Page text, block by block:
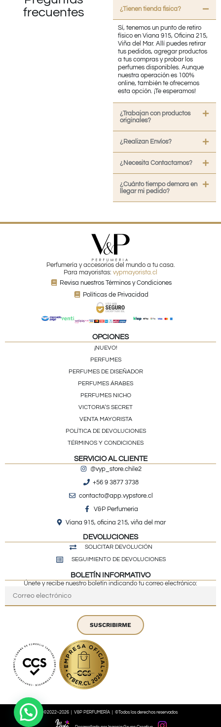
frecuentes
¿Tienen tienda fisica?
Sí, tenemos un punto de retiro
físico en Viana 915, Oficina 215,
Viña del Mar. Allí puedes retirar
tus pedidos, agregar productos
a tus compras y probar los
perfumes disponibles. Aunque
nuestra operación es 100%
online, también te ofrecemos
esta opción. ¡Te esperamos!
¿Trabajan con productos
originales?
¿Realizan Envíos?
¿Necesita Contactarnos?
¿Cuánto tiempo demora en
llegar mi pedido?
Perfumería y accesorios del mundo a tu casa.
Para mayoristas: vypmayorista.cl
Revisa nuestros Términos y Condiciones
Políticas de Privacidad
OPCIONES
¡NUEVO!
PERFUMES
PERFUMES DE DISEÑADOR
PERFUMES ÁRABES
PERFUMES NICHO
VICTORIA’S SECRET
VENTA MAYORISTA
POLÍTICA DE DEVOLUCIONES
TÉRMINOS Y CONDICIONES
SERVICIO AL CLIENTE
@vyp_store.chile2
+56 9 3877 3738
contacto@app.vypstore.cl
V&P Perfumeria
Viana 915, oficina 215, viña del mar
DEVOLUCIONES
SOLICITAR DEVOLUCIÓN
SEGUIMIENTO DE DEVOLUCIONES
BOLETÍN INFORMATIVO
Únete y recibe nuestro boletín indicando tu correo electrónico:
SUSCRIBIRME
©2022~2026 | V&P PERFUMERÍA | ©Todos los derechos reservados